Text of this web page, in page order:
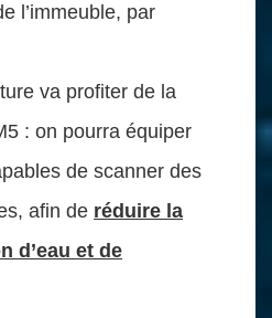
l’immeuble, par
va profiter de la
: on pourra équiper
de scanner des
afin de réduire la
d’eau et de